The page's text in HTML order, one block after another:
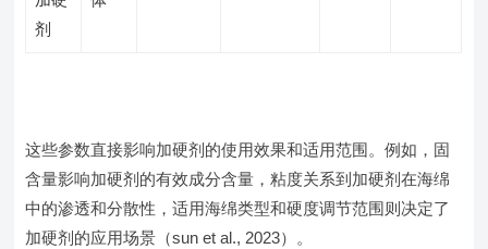
剂
这些参数直接影响加硬剂的使用效果和适用范围。例如，固
含量影响加硬剂的有效成分含量，粘度关系到加硬剂在海绵
中的渗透和分散性，适用海绵类型和硬度调节范围则决定了
加硬剂的应用场景（sun et al., 2023）。